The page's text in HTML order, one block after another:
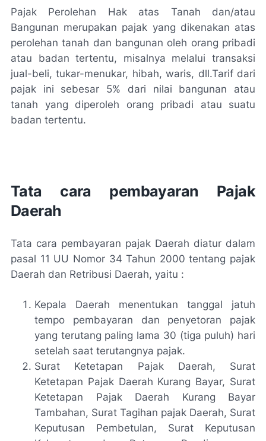
Pajak Perolehan Hak atas Tanah dan/atau
Bangunan merupakan pajak yang dikenakan atas
perolehan tanah dan bangunan oleh orang pribadi
atau badan tertentu, misalnya melalui transaksi
jual-beli, tukar-menukar, hibah, waris, dll.Tarif dari
pajak ini sebesar 5% dari nilai bangunan atau
tanah yang diperoleh orang pribadi atau suatu
badan tertentu.
Tata cara pembayaran Pajak
Daerah
Tata cara pembayaran pajak Daerah diatur dalam
pasal 11 UU Nomor 34 Tahun 2000 tentang pajak
Daerah dan Retribusi Daerah, yaitu :
Kepala Daerah menentukan tanggal jatuh
tempo pembayaran dan penyetoran pajak
yang terutang paling lama 30 (tiga puluh) hari
setelah saat terutangnya pajak.
Surat Ketetapan Pajak Daerah, Surat
Ketetapan Pajak Daerah Kurang Bayar, Surat
Ketetapan Pajak Daerah Kurang Bayar
Tambahan, Surat Tagihan pajak Daerah, Surat
Keputusan Pembetulan, Surat Keputusan